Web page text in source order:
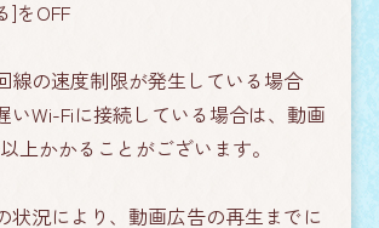
]をOFF
線の速度制限が発生している場合
いWi-Fiに接続している場合は、動画
上かかることがございます。
状況により、動画広告の再生までに